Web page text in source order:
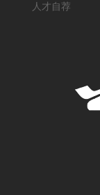
人才自荐